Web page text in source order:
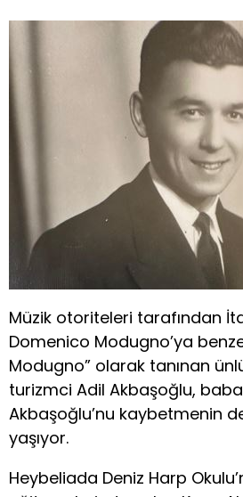
Müzik otoriteleri tarafından
Domenico Modugno’ya
Modugno” olarak tanınan
turizmci Adil Akbaşoğlu,
Akbaşoğlu’nu kaybetmenin
yaşıyor.
Heybeliada Deniz Harp